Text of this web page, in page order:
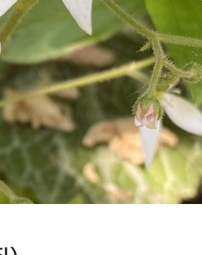
(특징, 생태, 생애, 생
월 16일 hig